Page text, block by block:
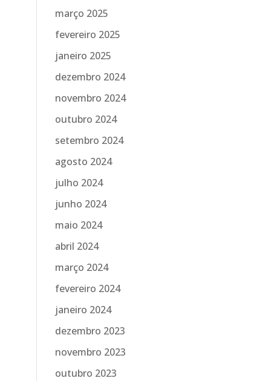
março 2025
fevereiro 2025
janeiro 2025
dezembro 2024
novembro 2024
outubro 2024
setembro 2024
agosto 2024
julho 2024
junho 2024
maio 2024
abril 2024
março 2024
fevereiro 2024
janeiro 2024
dezembro 2023
novembro 2023
outubro 2023